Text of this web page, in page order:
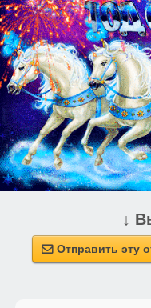
↓
 Отправить эту